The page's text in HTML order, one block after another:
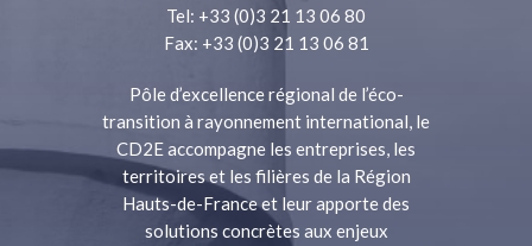
Tel: +33 (0)3 21 13 06 80
Fax: +33 (0)3 21 13 06 81
Pôle d’excellence régional de l’éco-
transition à rayonnement international, le
CD2E accompagne les entreprises, les
territoires et les filières de la Région
Hauts-de-France et leur apporte des
solutions concrètes aux enjeux